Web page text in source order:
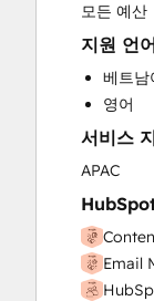
모든 예산
지원 언어
베트남
영어
서비스
APAC
Email